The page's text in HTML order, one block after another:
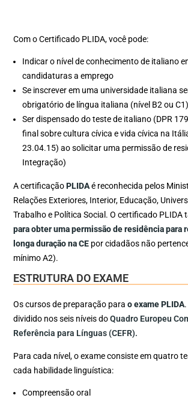
Com o Certificado PLIDA, você pode:
Indicar o nível de conhecimento de italiano
candidaturas a emprego
Se inscrever em uma universidade italiana
obrigatório de língua italiana (nível B2 ou C1)
Ser dispensado do teste de italiano (DPR
final sobre cultura cívica e vida cívica na
23.04.15) ao solicitar uma permissão de
Integração)
A certificaçãoPLIDAé reconhecida pelos
Relações Exteriores, Interior, Educação,
Trabalho e Política Social. O certificado PLIDA
para obter uma permissão de residência para
longa duração na CE por cidadãos não
mínimo A2).
ESTRUTURA DO EXAME
Os cursos de preparação para o exame PLIDA.
dividido nos seis níveis doQuadro Europeu
Referência para Línguas (CEFR).
Para cada nível, o exame consiste em quatro
cada habilidade linguística:
Compreensão oral